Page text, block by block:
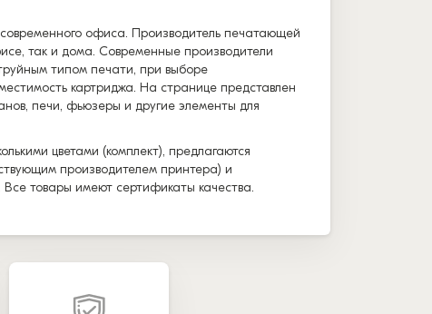
офиса. Производитель печатающей
так и дома. Современные производители
типом печати, при выборе
картриджа. На странице представлен
печи, фьюзеры и другие элементы для
цветами (комплект), предлагаются
производителем принтера) и
Все товары имеют сертификаты качества.